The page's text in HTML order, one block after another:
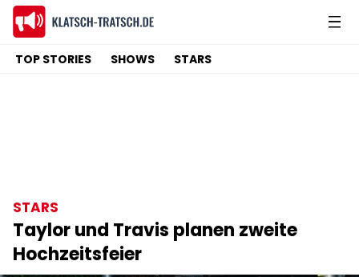
TOP STORIES SHOWS STARS
STARS
Taylor und Travis planen zweite
Hochzeitsfeier